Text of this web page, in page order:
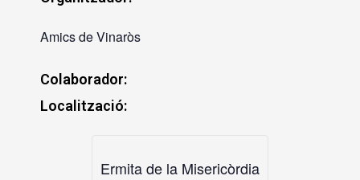
Amics de Vinaròs
Colaborador:
Localització:
Ermita de la Misericòrdia